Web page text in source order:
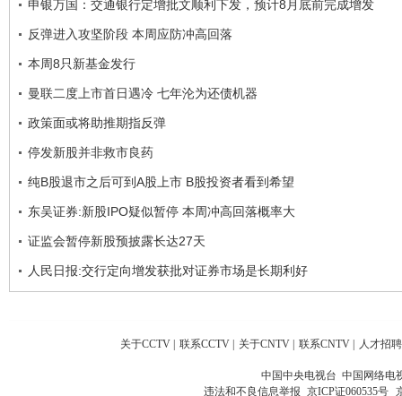
申银万国：交通银行定增批文顺利下发，预计8月底前完成增发
反弹进入攻坚阶段 本周应防冲高回落
本周8只新基金发行
曼联二度上市首日遇冷 七年沦为还债机器
政策面或将助推期指反弹
停发新股并非救市良药
纯B股退市之后可到A股上市 B股投资者看到希望
东吴证券:新股IPO疑似暂停 本周冲高回落概率大
证监会暂停新股预披露长达27天
人民日报:交行定向增发获批对证券市场是长期利好
关于CCTV 联系CCTV 关于CNTV 联系CNTV 人才招聘
中国中央电视台 中国网络电
违法和不良信息举报 京ICP证060535号